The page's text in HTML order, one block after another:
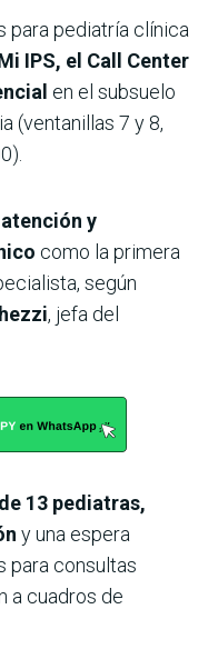
para pediatría clínica
IPS, el Call Center
en el subsuelo
(ventanillas 7 y 8,
y
como la primera
según
, jefa del
13 pediatras,
y una espera
para consultas
a cuadros de